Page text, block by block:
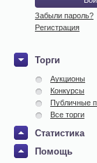
Забыли пароль?
Регистрация
Торги
Аукционы
Конкурсы
Публичные
Все торги
Статистика
Помощь